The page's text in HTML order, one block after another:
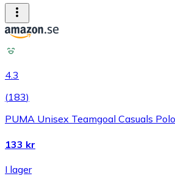
4.3
(183)
PUMA Unisex Teamgoal Casuals
133 kr
I lager